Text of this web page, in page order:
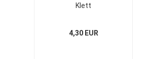
Klett
4,30 EUR